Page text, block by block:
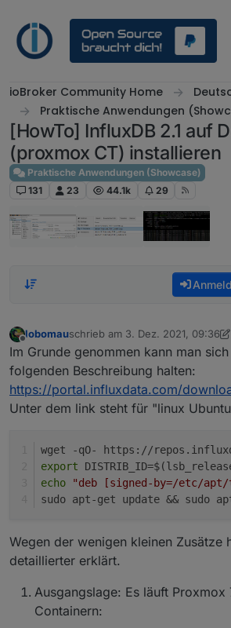
ioBroker Community Home
Praktische Anwendungen
[HowTo] InfluxDB 2.1 auf
(proxmox CT) installieren
Praktische Anwendungen (Showcase)
131
23 44.1k 29
Offline
lobomauschrieb am 3. Dez. 2021, 09:36
zuletzt editiert von lobomau12.
Im Grunde genommen kann man
folgenden Beschreibung halten:
https://portal.influxdata.com/
Unter dem link steht für "linux
wget -qO- https://
export
echo
"deb [signed-by=/etc/
sudo apt-get update && sudo
Wegen der wenigen kleinen Zusätze
detaillierter erklärt.
Ausgangslage: Es läuft Proxmox
Containern: